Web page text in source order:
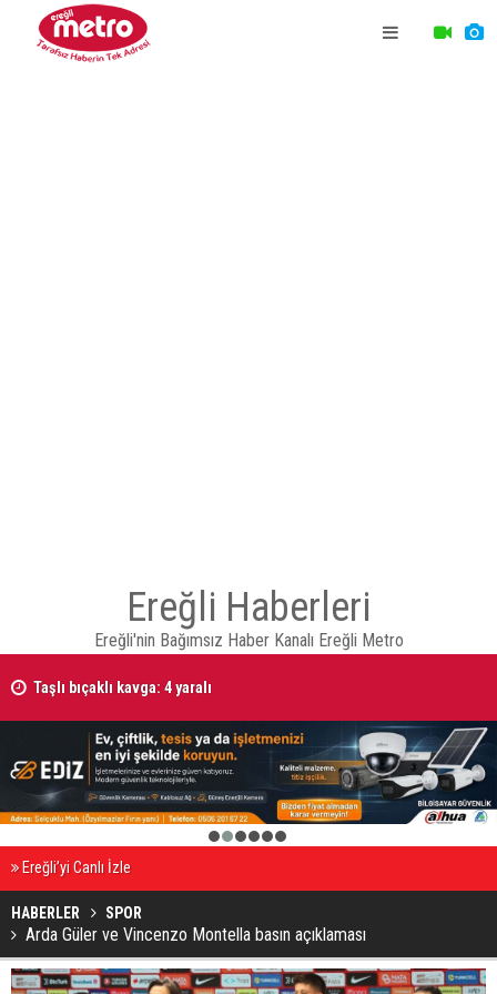
Ereğli Haberleri
Ereğli'nin Bağımsız Haber Kanalı Ereğli Metro
Taşlı bıçaklı kavga: 4 yaralı
2 3 4 5 6
Ereğli’yi Canlı İzle
HABERLER SPOR
Arda Güler ve Vincenzo Montella basın açıklaması